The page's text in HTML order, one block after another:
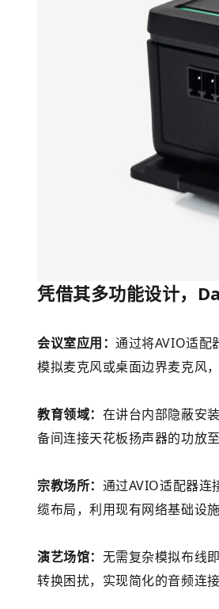
凭借其多功能设计，
会议室应用：通过将AVIO适配
模拟麦克风或桌面边界麦克风
教育领域： 在讲台内部隐蔽安
备间连接天花板扬声器的功放
宗教场所： 通过AVIO适配器连
缆布局，利用现有网络基础设
演艺场馆： 无需复杂模拟布线
转换困扰，实现简化的音频连